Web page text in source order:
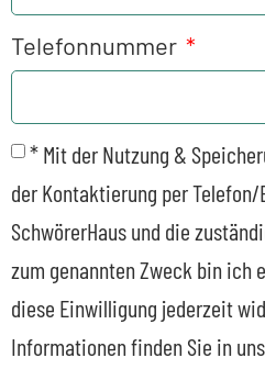
Telefonnummer
* Mit der Nutzung &
der Kontaktierung per
SchwörerHaus und die
zum genannten Zweck bin ich
diese Einwilligung jederzeit
Informationen finden Sie in